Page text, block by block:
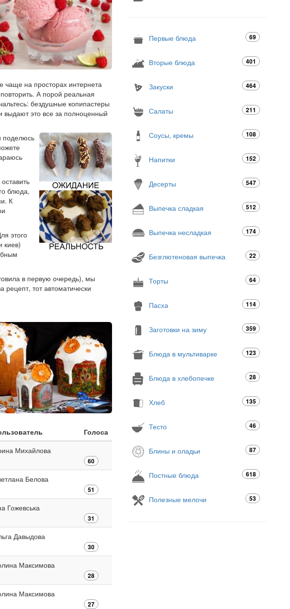
чаще на просторах интернета
А порой реальная
бездушные копипастеры
выдают это все за полноценный
поделюсь
блюда,
К
этого
киев)
в первую очередь), мы
рецепт, тот автоматически
Голоса
Михайлова
60
Белова
51
Гожевська
31
Давыдова
30
Максимова
28
Максимова
27
Первые блюда 69
Вторые блюда 401
Закуски 464
Салаты 211
Соусы, кремы 108
Напитки 152
Десерты 547
Выпечка сладкая 512
Выпечка несладкая 174
Безглютеновая выпечка 22
Торты 64
Пасха 114
Заготовки на зиму 359
Блюда в мультиварке 123
Блюда в хлебопечке 28
Хлеб 135
Тесто 46
Блины и оладьи 87
Постные блюда 618
Полезные мелочи 53